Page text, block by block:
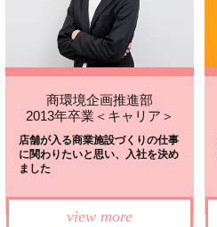
商環境企画推進部
2013年卒業＜キャリア＞
店舗が入る商業施設づくりの仕事
に関わりたいと思い、入社を決め
ました
view more